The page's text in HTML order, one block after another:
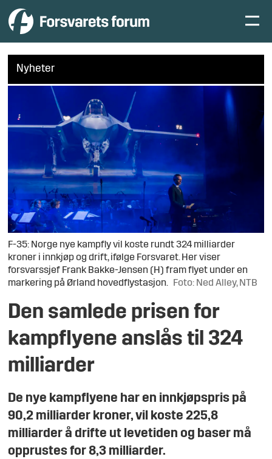
Nyheter
F-35: Norge nye kampfly vil koste rundt 324 milliarder
kroner i innkjøp og drift, ifølge Forsvaret. Her viser
forsvarssjef Frank Bakke-Jensen (H) fram flyet under en
markering på Ørland hovedflystasjon.
Foto: Ned Alley, NTB
Den samlede prisen for
kampflyene anslås til 324
milliarder
De nye kampflyene har en innkjøpspris på
90,2 milliarder kroner, vil koste 225,8
milliarder å drifte ut levetiden og baser må
opprustes for 8,3 milliarder.